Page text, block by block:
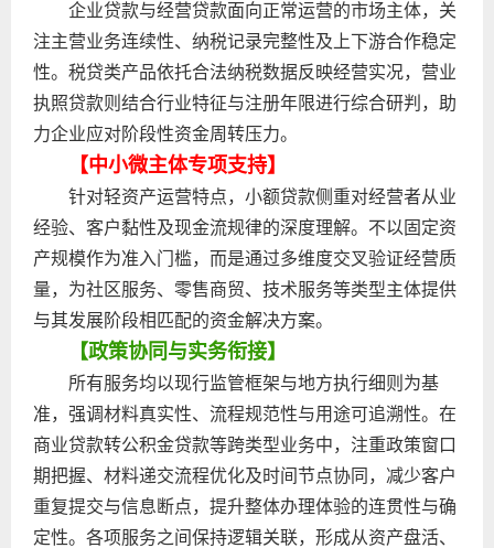
企业贷款与经营贷款面向正常运营的市场主体，关
注主营业务连续性、纳税记录完整性及上下游合作稳定
性。税贷类产品依托合法纳税数据反映经营实况，营业
执照贷款则结合行业特征与注册年限进行综合研判，助
力企业应对阶段性资金周转压力。
【中小微主体专项支持】
针对轻资产运营特点，小额贷款侧重对经营者从业
经验、客户黏性及现金流规律的深度理解。不以固定资
产规模作为准入门槛，而是通过多维度交叉验证经营质
量，为社区服务、零售商贸、技术服务等类型主体提供
与其发展阶段相匹配的资金解决方案。
【政策协同与实务衔接】
所有服务均以现行监管框架与地方执行细则为基
准，强调材料真实性、流程规范性与用途可追溯性。在
商业贷款转公积金贷款等跨类型业务中，注重政策窗口
期把握、材料递交流程优化及时间节点协同，减少客户
重复提交与信息断点，提升整体办理体验的连贯性与确
定性。各项服务之间保持逻辑关联，形成从资产盘活、